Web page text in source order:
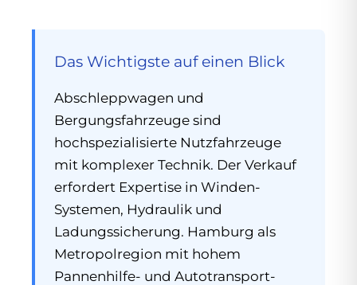
Das Wichtigste auf einen Blick
Abschleppwagen und
Bergungsfahrzeuge sind
hochspezialisierte Nutzfahrzeuge
mit komplexer Technik. Der Verkauf
erfordert Expertise in Winden-
Systemen, Hydraulik und
Ladungssicherung. Hamburg als
Metropolregion mit hohem
Pannenhilfe- und Autotransport-